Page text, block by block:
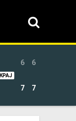
6
7
6
7
КРАЈ